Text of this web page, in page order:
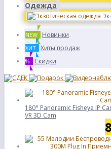
Одежда
NEW Новинки
ХИТ Хиты продаж
% Скидки
180° Panoramic Fisheye IP
VR 3D Cam